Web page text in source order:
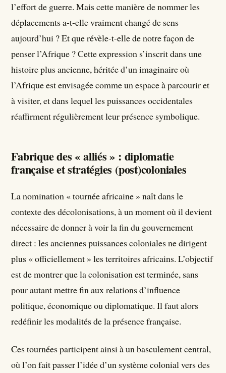
l’effort de guerre. Mais cette manière de nommer les
déplacements a-t-elle vraiment changé de sens
aujourd’hui ? Et que révèle-t-elle de notre façon de
penser l’Afrique ? Cette expression s’inscrit dans une
histoire plus ancienne, héritée d’un imaginaire où
l’Afrique est envisagée comme un espace à parcourir et
à visiter, et dans lequel les puissances occidentales
réaffirment régulièrement leur présence symbolique.
Fabrique des « alliés » : diplomatie
française et stratégies (post)coloniales
La nomination « tournée africaine » naît dans le
contexte des décolonisations, à un moment où il devient
nécessaire de donner à voir la fin du gouvernement
direct : les anciennes puissances coloniales ne dirigent
plus « officiellement » les territoires africains. L’objectif
est de montrer que la colonisation est terminée, sans
pour autant mettre fin aux relations d’influence
politique, économique ou diplomatique. Il faut alors
redéfinir les modalités de la présence française.
Ces tournées participent ainsi à un basculement central,
où l’on fait passer l’idée d’un système colonial vers des